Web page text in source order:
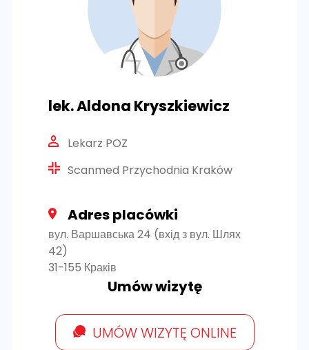
lek. Aldona Kryszkiewicz
Lekarz POZ
Scanmed Przychodnia Kraków
Adres placówki
вул. Варшавська 24 (вхід з вул. Шлях
42)
31-155 Краків
Umów wizytę
UMÓW WIZYTĘ ONLINE